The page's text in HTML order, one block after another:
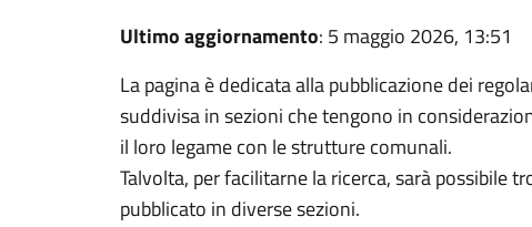
Ultimo aggiornamento: 5 maggio 2026, 13:51
La pagina è dedicata alla pubblicazione dei
suddivisa in sezioni che tengono in
il loro legame con le strutture comunali.
Talvolta, per facilitarne la ricerca, sarà possibile
pubblicato in diverse sezioni.